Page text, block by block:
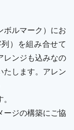
ボルマーク）にお
）を組み合せて
レンジも込みなの
たします。アレン
ージの構築にご協